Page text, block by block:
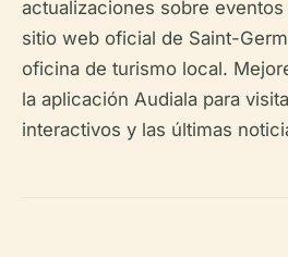
actualizaciones sobre
sitio web oficial de Saint-
oficina de turismo local.
la aplicación Audiala para
interactivos y las últimas